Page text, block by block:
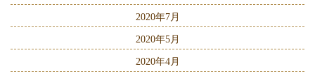
2020年7月
2020年5月
2020年4月